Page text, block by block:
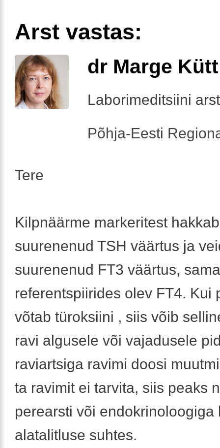
Arst vastas:
dr Marge Kütt
Laborimeditsiini arst
Põhja-Eesti
Tere
Kilpnäärme markeritest
suurenenud TSH väärtus ja
suurenenud FT3 väärtus,
referentspiirides olev FT4. Kui
võtab türoksiini , siis võib
ravi algusele või vajadusele
raviartsiga ravimi doosi
ta ravimit ei tarvita, siis peaks
perearsti või endokrinoloogiga
alatalitluse suhtes.